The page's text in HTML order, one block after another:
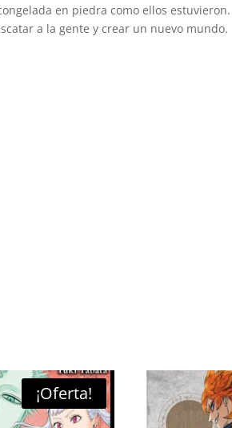
en piedra como ellos
a la gente y crear un nuevo mundo.
¡Oferta!